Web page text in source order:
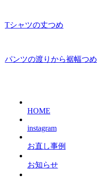
Tシャツの丈つめ
パンツの渡りから裾幅つめ
HOME
instagram
お直し事例
お知らせ